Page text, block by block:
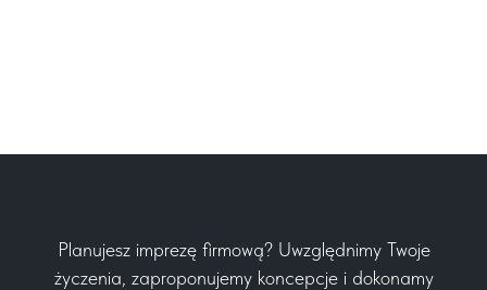
Planujesz imprezę firmową? Uwzględnimy Twoje
życzenia, zaproponujemy koncepcje i dokonamy